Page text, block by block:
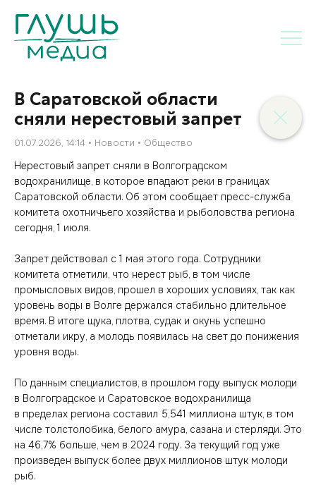
В Саратовской области
сняли нерестовый запрет
01.07.2026, 14:14 Новости Общество
Нерестовый запрет сняли в Волгоградском
водохранилище, в которое впадают реки в границах
Саратовской области. Об этом сообщает пресс-служба
комитета охотничьего хозяйства и рыболовства региона
сегодня, 1 июля.
Запрет действовал с 1 мая этого года. Сотрудники
комитета отметили, что нерест рыб, в том числе
промысловых видов, прошел в хороших условиях, так как
уровень воды в Волге держался стабильно длительное
время. В итоге щука, плотва, судак и окунь успешно
отметали икру, а молодь появилась на свет до понижения
уровня воды.
По данным специалистов, в прошлом году выпуск молоди
в Волгоградское и Саратовское водохранилища
в пределах региона составил 5,541 миллиона штук, в том
числе толстолобика, белого амура, сазана и стерляди. Это
на 46,7% больше, чем в 2024 году. За текущий год уже
произведен выпуск более двух миллионов штук молоди
рыб.